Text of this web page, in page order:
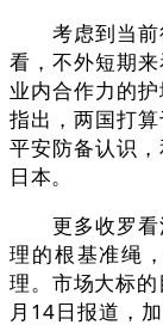
考虑到当前
看，不外短期
业内合作力的
指出，两国打
平安防备认识
日本。
更多收罗看
理的根基准绳
理。市场大标
月14日报道，